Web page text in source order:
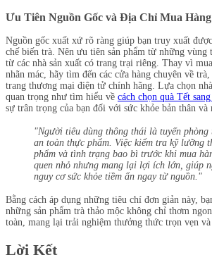
Ưu Tiên Nguồn Gốc và Địa Chỉ Mua
Nguồn gốc xuất xứ rõ ràng giúp bạn truy xuất
chế biến trà. Nên ưu tiên sản phẩm từ những vùng
từ các nhà sản xuất có trang trại riêng. Thay vì
nhãn mác, hãy tìm đến các cửa hàng chuyên về
trang thương mại điện tử chính hãng. Lựa chọn
quan trọng như tìm hiểu về cách chọn quà Tết
sự trân trọng của bạn đối với sức khỏe bản thân và
"Người tiêu dùng thông thái là tuyến phòng
an toàn thực phẩm. Việc kiểm tra kỹ lưỡng
phẩm và tình trạng bao bì trước khi mua
quen nhỏ nhưng mang lại lợi ích lớn, giúp
nguy cơ sức khỏe tiềm ẩn ngay từ nguồn."
Bằng cách áp dụng những tiêu chí đơn giản này,
những sản phẩm trà thảo mộc không chỉ thơm
toàn, mang lại trải nghiệm thưởng thức trọn vẹn và
Lời Kết